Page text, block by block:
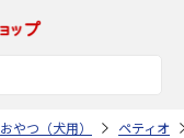
おやつ（犬用） ペティオ